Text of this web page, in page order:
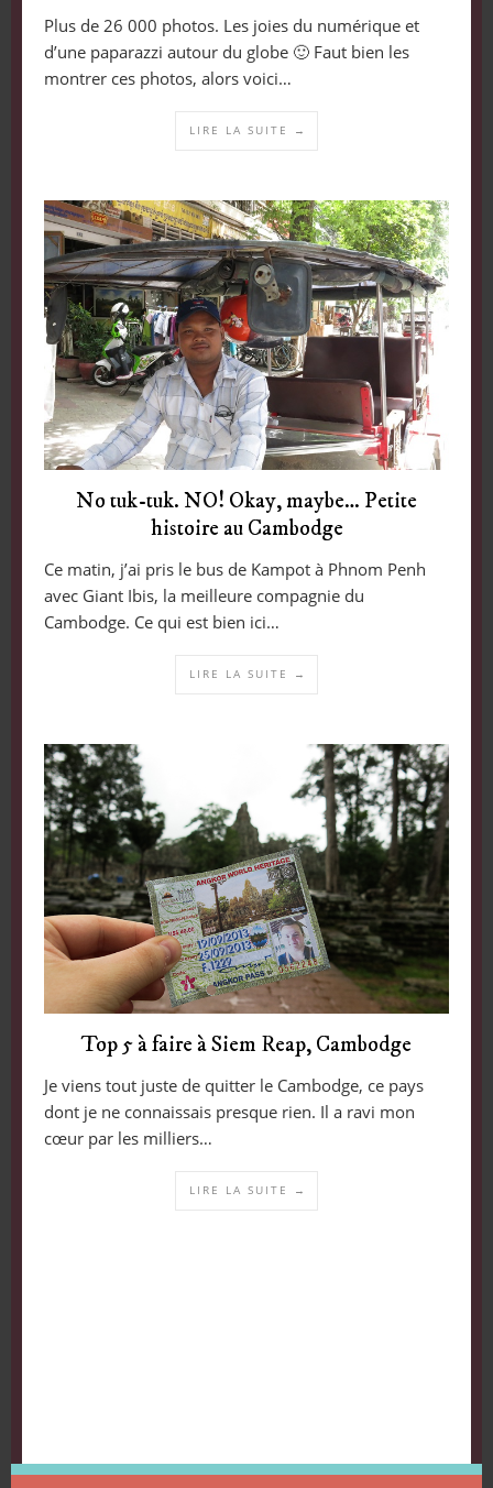
Plus de 26 000 photos. Les joies du numérique et
d’une paparazzi autour du globe 🙂 Faut bien les
montrer ces photos, alors voici…
LIRE LA SUITE →
No tuk-tuk. NO! Okay, maybe… Petite
histoire au Cambodge
Ce matin, j’ai pris le bus de Kampot à Phnom Penh
avec Giant Ibis, la meilleure compagnie du
Cambodge. Ce qui est bien ici…
LIRE LA SUITE →
Top 5 à faire à Siem Reap, Cambodge
Je viens tout juste de quitter le Cambodge, ce pays
dont je ne connaissais presque rien. Il a ravi mon
cœur par les milliers…
LIRE LA SUITE →